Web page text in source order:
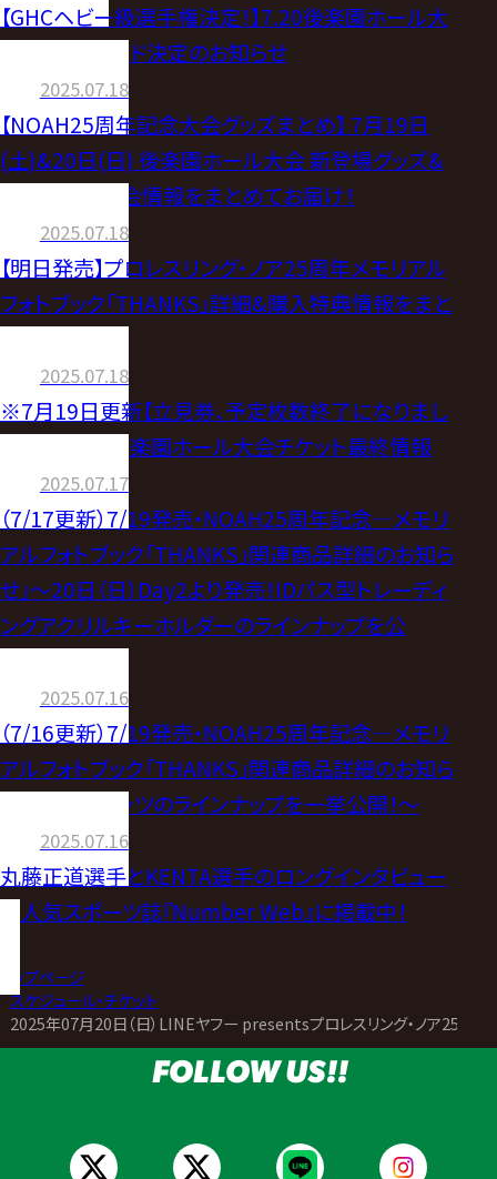
【GHCヘビー級選手権決定！】7.20後楽園ホール大
会 全対戦カード決定のお知らせ
2025.07.18
【NOAH25周年記念大会グッズまとめ】 7月19日
(土)&20日(日) 後楽園ホール大会 新登場グッズ&
試合前サイン会情報をまとめてお届け！
2025.07.18
【明日発売】プロレスリング・ノア25周年メモリアル
フォトブック「THANKS」詳細&購入特典情報をまと
2025.07.18
※7月19日更新【立見券、予定枚数終了になりまし
た】7月20日後楽園ホール大会チケット最終情報
2025.07.17
（7/17更新）7/19発売・NOAH25周年記念―メモリ
アルフォトブック「THANKS」関連商品詳細のお知ら
せ」〜20日（日）Day2より発売！IDパス型トレーディ
ングアクリルキーホルダーのラインナップを公
2025.07.16
（7/16更新）7/19発売・NOAH25周年記念―メモリ
アルフォトブック「THANKS」関連商品詳細のお知ら
せ〜記念Tシャツのラインナップを一挙公開！〜
2025.07.16
丸藤正道選手とKENTA選手のロングインタビュー
が人気スポーツ誌『Number Web』に掲載中！
トップページ
>スケジュール・チケット
2025年07月20日（日）LINEヤフー presentsプロレスリング・ノア25周
FOLLOW US!!